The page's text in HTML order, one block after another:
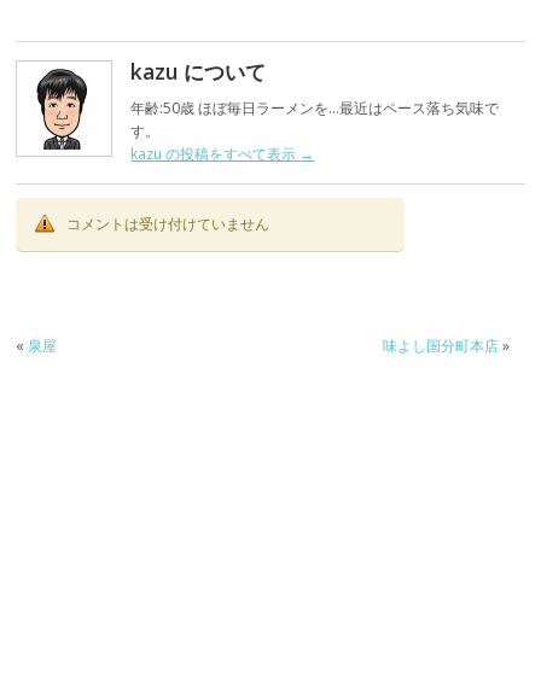
kazu について
年齢:50歳 ほぼ毎日ラーメンを…最近はペース落ち気味で
す。
kazu の投稿をすべて表示 →
コメントは受け付けていません
« 泉屋 味よし国分町本店»